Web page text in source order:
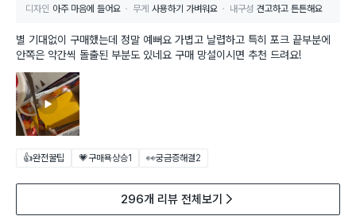
디자인 아주 마음에 들어요 무게 사용하기 가벼워요 내구성 견고하고 튼튼해요
별 기대없이 구매했는데 정말 예뻐요 가볍고 날렵하고 특히 포크 끝부분에
안쪽은 약간씩 돌출된 부분도 있네요 구매 망설이시면 추천 드려요!
👍완전꿀팁 💗구매욕상승1 👀궁금증해결2
296개 리뷰 전체보기